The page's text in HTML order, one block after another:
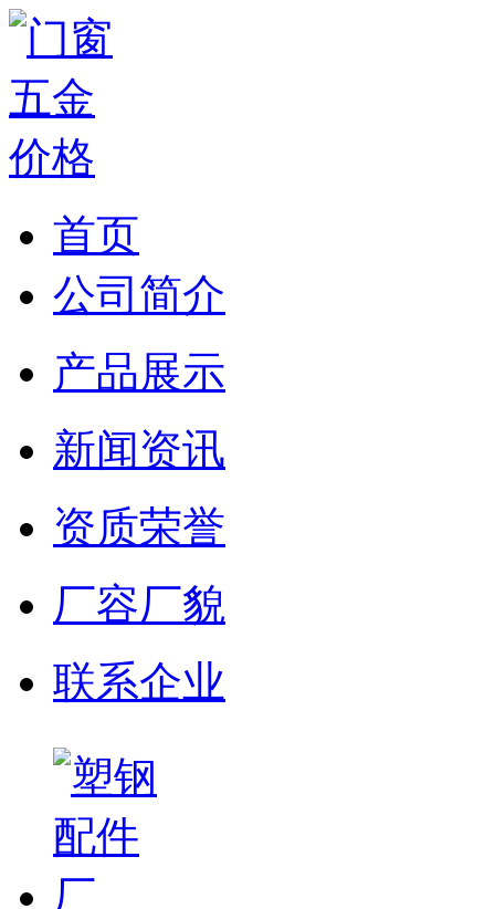
首页
公司简介
产品展示
新闻资讯
资质荣誉
厂容厂貌
联系企业